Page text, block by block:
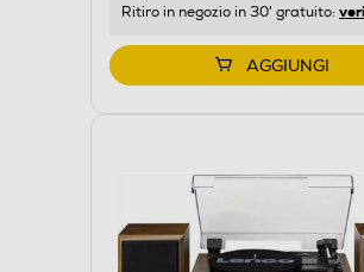
Ritiro in negozio in 30' gratuito:
AGGIUNGI